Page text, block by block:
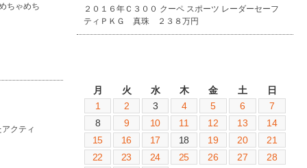
ちゃめち
ティ
２０１６年Ｃ３００ クーペ スポーツ レーダーセーフ
ティＰＫＧ 真珠 ２３８万円
月
火 水 木 金 土
日
1
2 3 4 5 6
7
8
9 10 11 12 13
14
15
16 17 18 19 20
21
22
23 24 25 26 27
28